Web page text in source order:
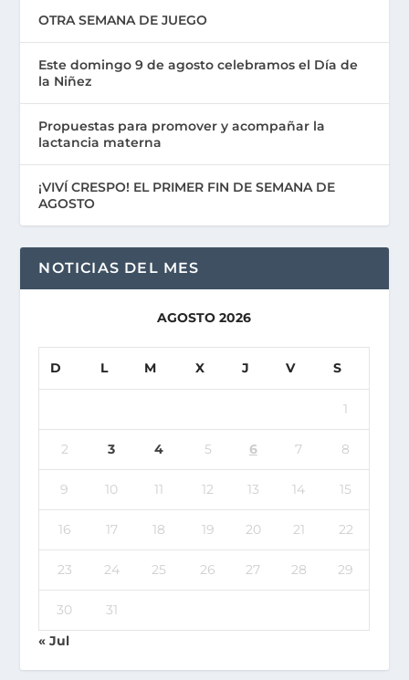
OTRA SEMANA DE JUEGO
Este domingo 9 de agosto celebramos el Día de
la Niñez
Propuestas para promover y acompañar la
lactancia materna
¡VIVÍ CRESPO! EL PRIMER FIN DE SEMANA DE
AGOSTO
NOTICIAS DEL MES
AGOSTO 2026
D L M X J V S
1
2 3 4 5 6 7 8
9 10 11 12 13 14 15
16 17 18 19 20 21 22
23 24 25 26 27 28 29
30
31
« Jul